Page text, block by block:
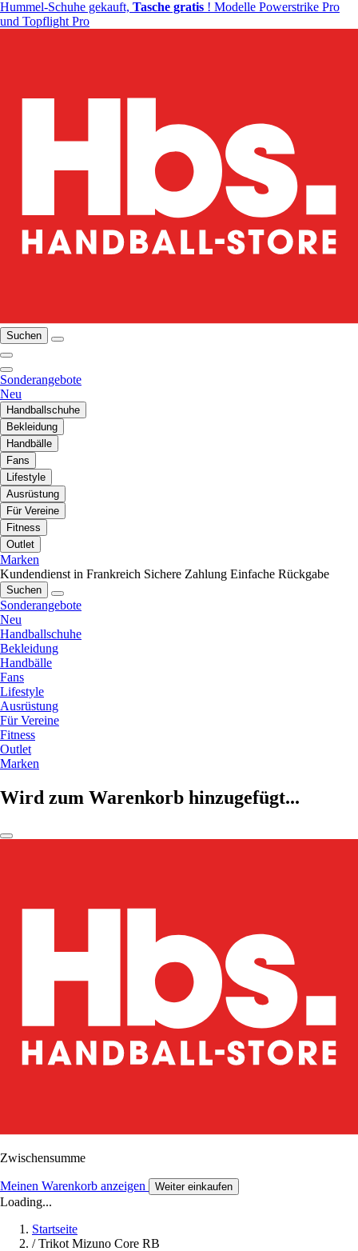
Hummel-Schuhe gekauft, Tasche gratis ! Modelle Powerstrike Pro
und Topflight Pro
Suchen
Sonderangebote
Neu
Handballschuhe
Bekleidung
Handbälle
Fans
Lifestyle
Ausrüstung
Für Vereine
Fitness
Outlet
Marken
Kundendienst in Frankreich Sichere Zahlung Einfache Rückgabe
Suchen
Sonderangebote
Neu
Handballschuhe
Bekleidung
Handbälle
Fans
Lifestyle
Ausrüstung
Für Vereine
Fitness
Outlet
Marken
Wird zum Warenkorb hinzugefügt...
Zwischensumme
Meinen Warenkorb anzeigen Weiter einkaufen
Loading...
Startseite
/ Trikot Mizuno Core RB